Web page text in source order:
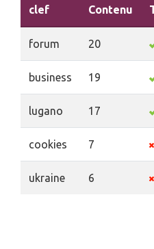
clef
Contenu
forum 20
business 19
lugano 17
cookies 7
ukraine 6